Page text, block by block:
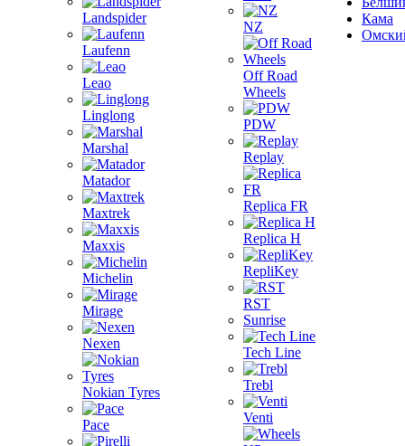
Landspider
Laufenn
Leao
Linglong
Marshal
Matador
Maxtrek
Maxxis
Michelin
Mirage
Nexen
Nokian Tyres
Pace
NZ
Off Road
Wheels
PDW
Replay
Replica FR
Replica H
RepliKey
RST
Sunrise
Tech Line
Trebl
Venti
Кама